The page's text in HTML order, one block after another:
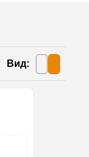
Вид: